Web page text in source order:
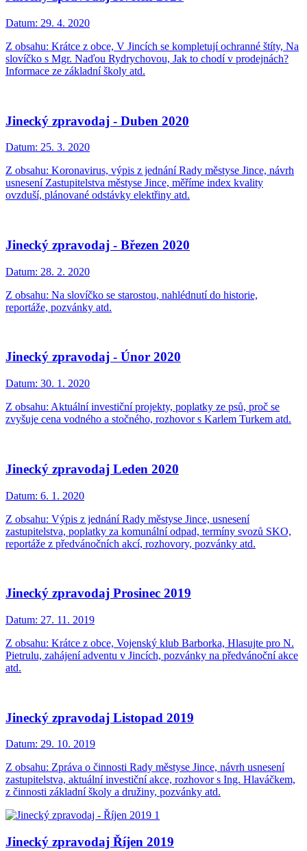
Datum: 29. 4. 2020
Z obsahu: Krátce z obce, V Jincích se kompletují ochranné štíty, Na
slovíčko s Mgr. Naďou Rydrychovou, Jak to chodí v prodejnách?
Informace ze základní školy atd.
Jinecký zpravodaj - Duben 2020
Datum: 25. 3. 2020
Z obsahu: Koronavirus, výpis z jednání Rady městyse Jince, návrh
usnesení Zastupitelstva městyse Jince, měříme index kvality
ovzduší, plánované odstávky elektřiny atd.
Jinecký zpravodaj - Březen 2020
Datum: 28. 2. 2020
Z obsahu: Na slovíčko se starostou, nahlédnutí do historie,
reportáže, pozvánky atd.
Jinecký zpravodaj - Únor 2020
Datum: 30. 1. 2020
Z obsahu: Aktuální investiční projekty, poplatky ze psů, proč se
zvyšuje cena vodného a stočného, rozhovor s Karlem Turkem atd.
Jinecký zpravodaj Leden 2020
Datum: 6. 1. 2020
Z obsahu: Výpis z jednání Rady městyse Jince, usnesení
zastupitelstva, poplatky za komunální odpad, termíny svozů SKO,
reportáže z předvánočních akcí, rozhovory, pozvánky atd.
Jinecký zpravodaj Prosinec 2019
Datum: 27. 11. 2019
Z obsahu: Krátce z obce, Vojenský klub Barborka, Hlasujte pro N.
Pietrulu, zahájení adventu v Jincích, pozvánky na předvánoční akce
atd.
Jinecký zpravodaj Listopad 2019
Datum: 29. 10. 2019
Z obsahu: Zpráva o činnosti Rady městyse Jince, návrh usnesení
zastupitelstva, aktuální investiční akce, rozhovor s Ing. Hlaváčkem,
z činnosti základní školy a družiny, pozvánky atd.
Jinecký zpravodaj Říjen 2019